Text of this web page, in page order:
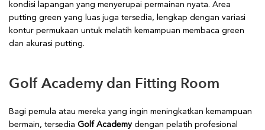
kondisi lapangan yang menyerupai permainan nyata. Area
putting green yang luas juga tersedia, lengkap dengan variasi
kontur permukaan untuk melatih kemampuan membaca green
dan akurasi putting.
Golf Academy dan Fitting Room
Bagi pemula atau mereka yang ingin meningkatkan kemampuan
bermain, tersedia Golf Academydengan pelatih profesional